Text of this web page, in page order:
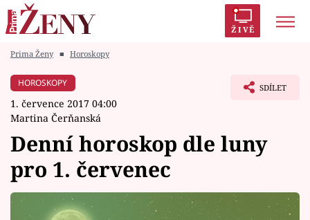
ŽIVĚ
Módní alarm
Témata
Celebrity
Prima Ženy ■ Horoskopy
HOROSKOPY
1. července 2017 04:00
Martina Čerňanská
SDÍLET
Denní horoskop dle luny
pro 1. červenec